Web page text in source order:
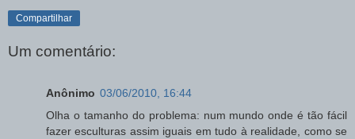
Compartilhar
Um comentário:
Anônimo 03/06/2010, 16:44
Olha o tamanho do problema: num mundo onde é tão fácil
fazer esculturas assim iguais em tudo à realidade, como se